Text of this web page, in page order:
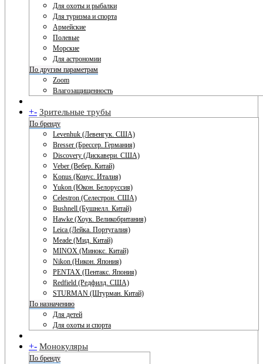
Для охоты и рыбалки
Для туризма и спорта
Армейские
Полевые
Морские
Для астрономии
По другим параметрам
Zoom
Влагозащищенность
+- Зрительные трубы
По бренду
Levenhuk (Левенгук. США)
Bresser (Брессер. Германия)
Discovery (Дискавери. США)
Veber (Вебер. Китай)
Konus (Конус. Италия)
Yukon (Юкон. Белоруссия)
Celestron (Селестрон. США)
Bushnell (Бушнелл. Китай)
Hawke (Хоук. Великобритания)
Leica (Лейка. Португалия)
Meade (Мид. Китай)
MINOX (Минокс. Китай)
Nikon (Никон. Япония)
PENTAX (Пентакс. Япония)
Redfield (Редфилд. США)
STURMAN (Штурман. Китай)
По назначению
Для детей
Для охоты и спорта
+- Монокуляры
По бренду